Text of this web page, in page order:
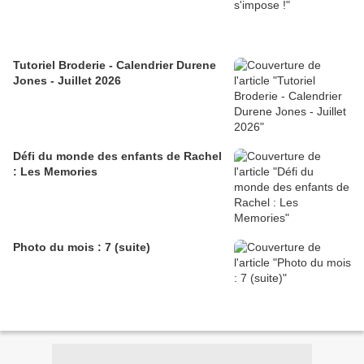
Tutoriel Broderie - Calendrier Durene
Jones - Juillet 2026
Défi du monde des enfants de Rachel
: Les Memories
Photo du mois : 7 (suite)